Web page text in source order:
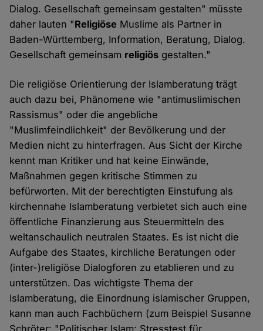
Dialog. Gesellschaft gemeinsam gestalten" müsste
daher lauten "Religiöse Muslime als Partner in
Baden-Württemberg, Information, Beratung, Dialog.
Gesellschaft gemeinsam religiös gestalten."
Die religiöse Orientierung der Islamberatung trägt
auch dazu bei, Phänomene wie "antimuslimischen
Rassismus" oder die angebliche
"Muslimfeindlichkeit" der Bevölkerung und der
Medien nicht zu hinterfragen. Aus Sicht der Kirche
kennt man Kritiker und hat keine Einwände,
Maßnahmen gegen kritische Stimmen zu
befürworten. Mit der berechtigten Einstufung als
kirchennahe Islamberatung verbietet sich auch eine
öffentliche Finanzierung aus Steuermitteln des
weltanschaulich neutralen Staates. Es ist nicht die
Aufgabe des Staates, kirchliche Beratungen oder
(inter-)religiöse Dialogforen zu etablieren und zu
unterstützen. Das wichtigste Thema der
Islamberatung, die Einordnung islamischer Gruppen,
kann man auch Fachbüchern (zum Beispiel Susanne
Schröter: "Politischer Islam: Stresstest für